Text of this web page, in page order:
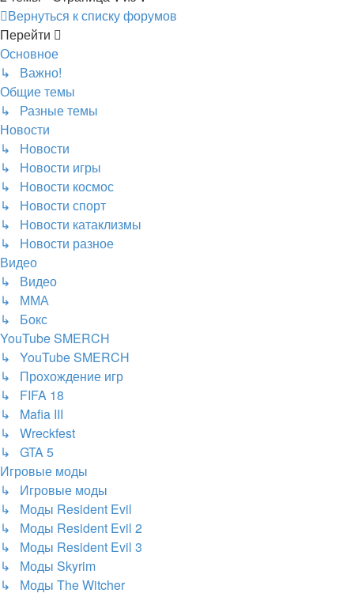
Вернуться к списку форумов
Перейти
Основное
↳ Важно!
Общие темы
↳ Разные темы
Новости
↳ Новости
↳ Новости игры
↳ Новости космос
↳ Новости спорт
↳ Новости катаклизмы
↳ Новости разное
Видео
↳ Видео
↳ ММА
↳ Бокс
YouTube SMERCH
↳ YouTube SMERCH
↳ Прохождение игр
↳ FIFA 18
↳ Mafia III
↳ Wreckfest
↳ GTA 5
Игровые моды
↳ Игровые моды
↳ Моды Resident Evil
↳ Моды Resident Evil 2
↳ Моды Resident Evil 3
↳ Моды Skyrim
↳ Моды The Witcher